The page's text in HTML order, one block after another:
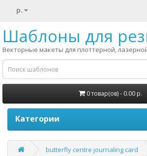
р.
Шаблоны для
Векторные макеты для плоттерной,
0 товар(ов) - 0.00 р.
Категории
butterfly centre journaling card